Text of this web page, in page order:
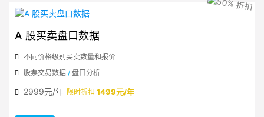
A 股买卖盘口数据
不同价格级别买卖数量和报价
股票交易数据 / 盘口分析
2999元/年 限时折扣 1499元/年